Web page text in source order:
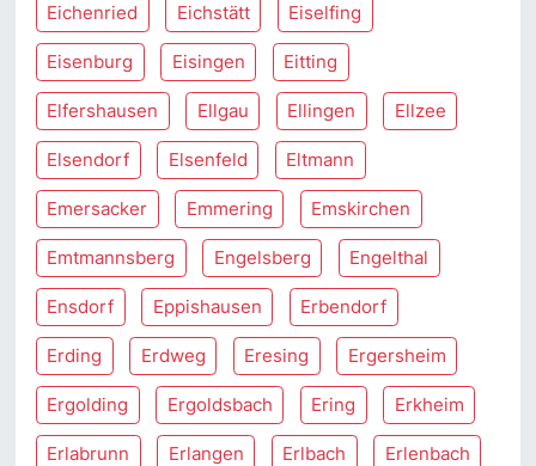
Eichenried Eichstätt Eiselfing
Eisenburg Eisingen Eitting
Elfershausen Ellgau Ellingen Ellzee
Elsendorf Elsenfeld Eltmann
Emersacker Emmering Emskirchen
Emtmannsberg Engelsberg Engelthal
Ensdorf Eppishausen Erbendorf
Erding Erdweg Eresing Ergersheim
Ergolding Ergoldsbach Ering Erkheim
Erlabrunn Erlangen Erlbach Erlenbach